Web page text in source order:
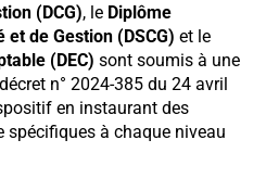
(DCG), le Diplôme
de Gestion (DSCG) et le
(DEC) sont soumis à une
n° 2024-385 du 24 avril
en instaurant des
à chaque niveau